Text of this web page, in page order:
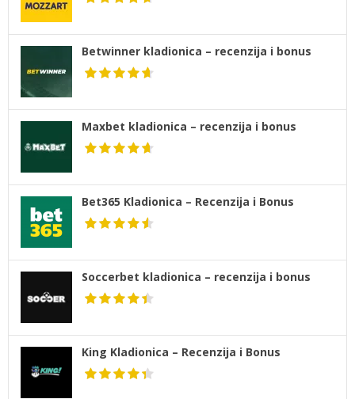
Betwinner kladionica – recenzija i bonus
Maxbet kladionica – recenzija i bonus
Bet365 Kladionica – Recenzija i Bonus
Soccerbet kladionica – recenzija i bonus
King Kladionica – Recenzija i Bonus